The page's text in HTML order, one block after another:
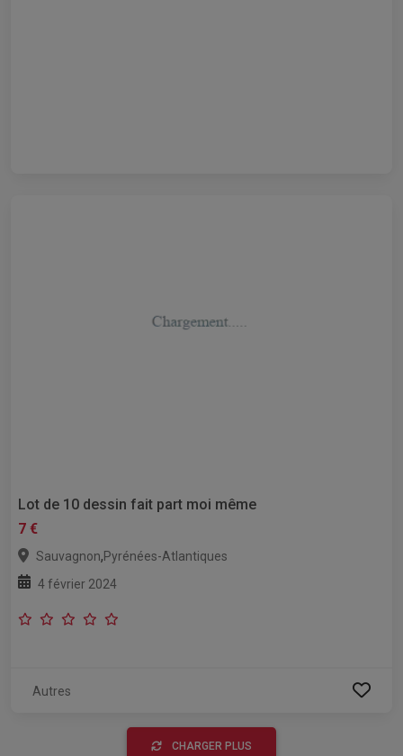
Lot de 10 dessin fait part moi même
7 €
Sauvagnon,Pyrénées-Atlantiques
4 février 2024
Autres
CHARGER PLUS